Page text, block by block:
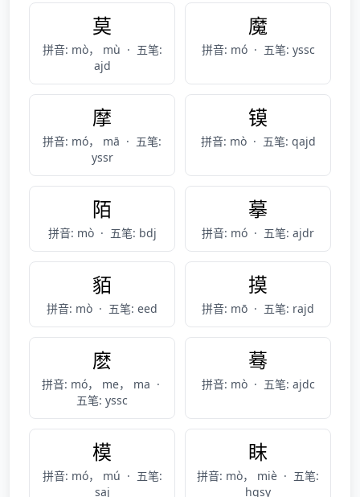
莫
拼音: mò， mù · 五笔:
ajd
魔
拼音: mó · 五笔: yssc
摩
拼音: mó， mā · 五笔:
yssr
镆
拼音: mò · 五笔: qajd
陌
拼音: mò · 五笔: bdj
摹
拼音: mó · 五笔: ajdr
貊
拼音: mò · 五笔: eed
摸
拼音: mō · 五笔: rajd
麽
拼音: mó， me， ma ·
五笔: yssc
蓦
拼音: mò · 五笔: ajdc
模
拼音: mó， mú · 五笔:
saj
眜
拼音: mò， miè · 五笔:
hgsy